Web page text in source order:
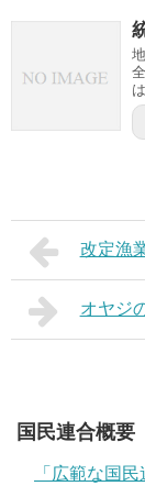
改定漁
オヤジ
国民連合概要
「広範な国